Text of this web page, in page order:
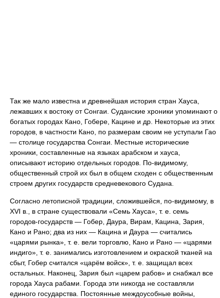
Так же мало известна и древнейшая история стран Хауса,
лежавших к востоку от Сонгаи. Суданские хроники упоминают о
богатых городах Кано, Гобере, Кацине и др. Некоторые из этих
городов, в частности Кано, по размерам своим не уступали Гао
— столице государства Сонгаи. Местные исторические
хроники, составленные на языках арабском и хауса,
описывают историю отдельных городов. По-видимому,
общественный строй их был в общем сходен с общественным
строем других государств средневекового Судана.
Согласно летописной традиции, сложившейся, по-видимому, в
XVI в., в стране существовали «Семь Хауса», т. е. семь
городов-государств — Гобер, Даура, Вирам, Кацина, Зария,
Кано и Рано; два из них — Кацина и Даура — считались
«царями рынка», т. е. вели торговлю, Кано и Рано — «царями
индиго», т. е. занимались изготовлением и окраской тканей на
сбыт, Гобер считался «царём войск», т. е. защищал всех
остальных. Наконец, Зария был «царем рабов» и снабжал все
города Хауса рабами. Города эти никогда не составляли
единого государства. Постоянные междоусобные войны,